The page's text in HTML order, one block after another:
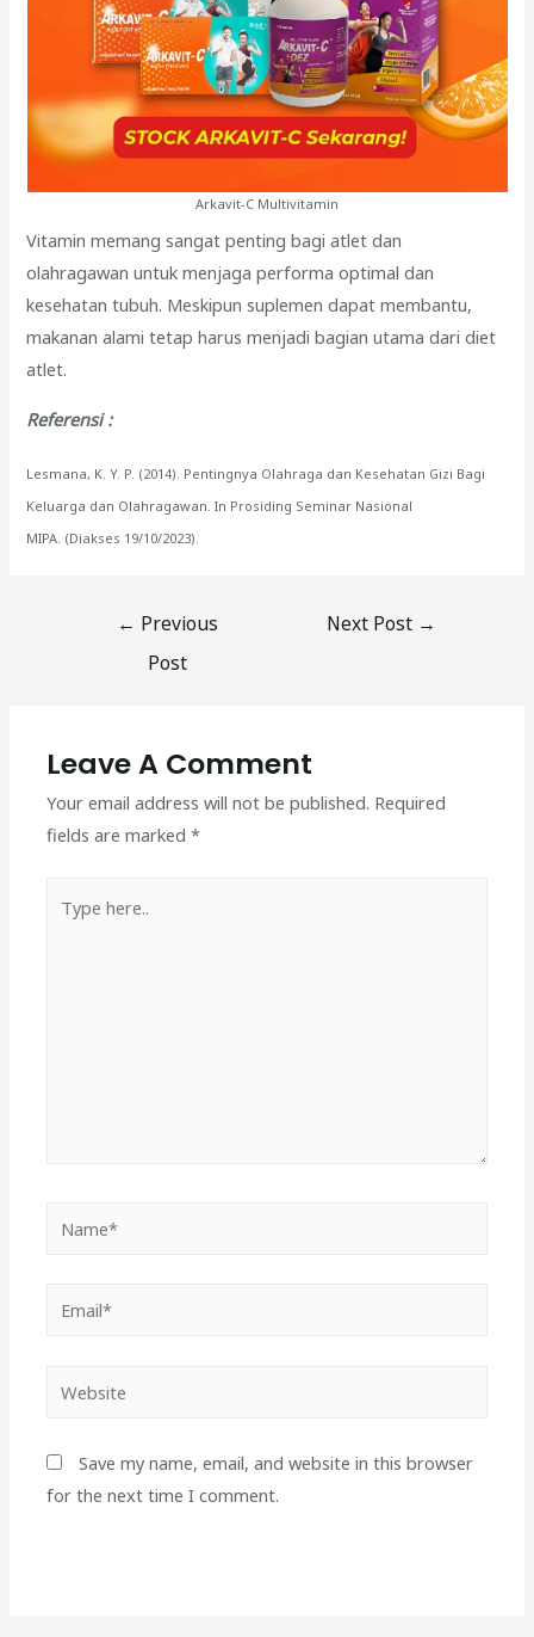
Arkavit-C Multivitamin
Vitamin memang sangat penting bagi atlet dan
olahragawan untuk menjaga performa optimal dan
kesehatan tubuh. Meskipun suplemen dapat membantu,
makanan alami tetap harus menjadi bagian utama dari diet
atlet.
Referensi :
Lesmana, K. Y. P. (2014). Pentingnya Olahraga dan Kesehatan Gizi Bagi
Keluarga dan Olahragawan. In Prosiding Seminar Nasional
MIPA. (Diakses 19/10/2023).
← Previous
Post
Next Post →
Leave A Comment
Your email address will not be published. Required
fields are marked*
here..
Email*
Save my name, email, and website in this browser
for the next time I comment.